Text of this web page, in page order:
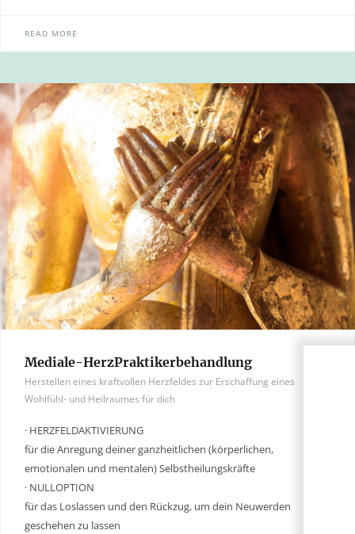
READ MORE
Mediale-HerzPraktikerbehandlung
Herstellen eines kraftvollen Herzfeldes zur Erschaffung eines
Wohlfühl- und Heilraumes für dich
· HERZFELDAKTIVIERUNG
für die Anregung deiner ganzheitlichen (körperlichen,
emotionalen und mentalen) Selbstheilungskräfte
· NULLOPTION
für das Loslassen und den Rückzug, um dein Neuwerden
geschehen zu lassen